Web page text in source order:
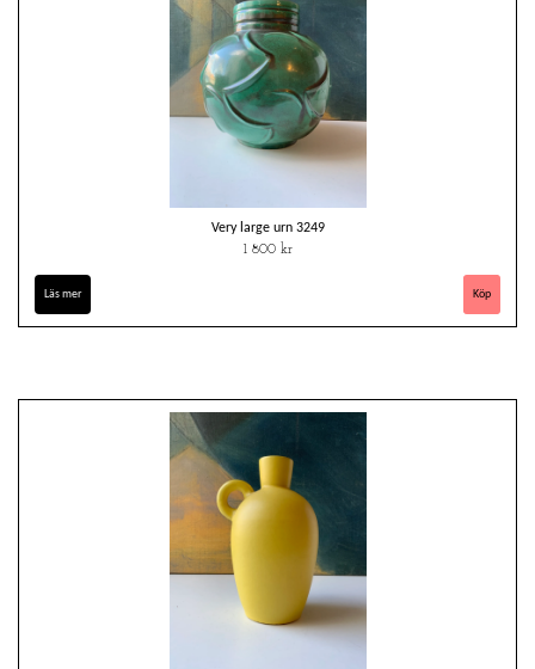
Very large urn 3249
1 800 kr
Läs mer